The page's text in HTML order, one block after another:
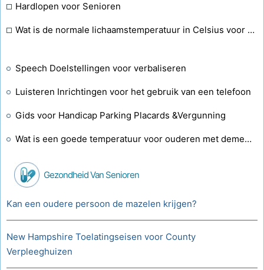
Hardlopen voor Senioren
Wat is de normale lichaamstemperatuur in Celsius voor een 83-jarige senior?
Speech Doelstellingen voor verbaliseren
Luisteren Inrichtingen voor het gebruik van een telefoon
Gids voor Handicap Parking Placards &Vergunning
Wat is een goede temperatuur voor ouderen met dementie in een verpleeghuis?
Gezondheid Van Senioren
Kan een oudere persoon de mazelen krijgen?
New Hampshire Toelatingseisen voor County
Verpleeghuizen